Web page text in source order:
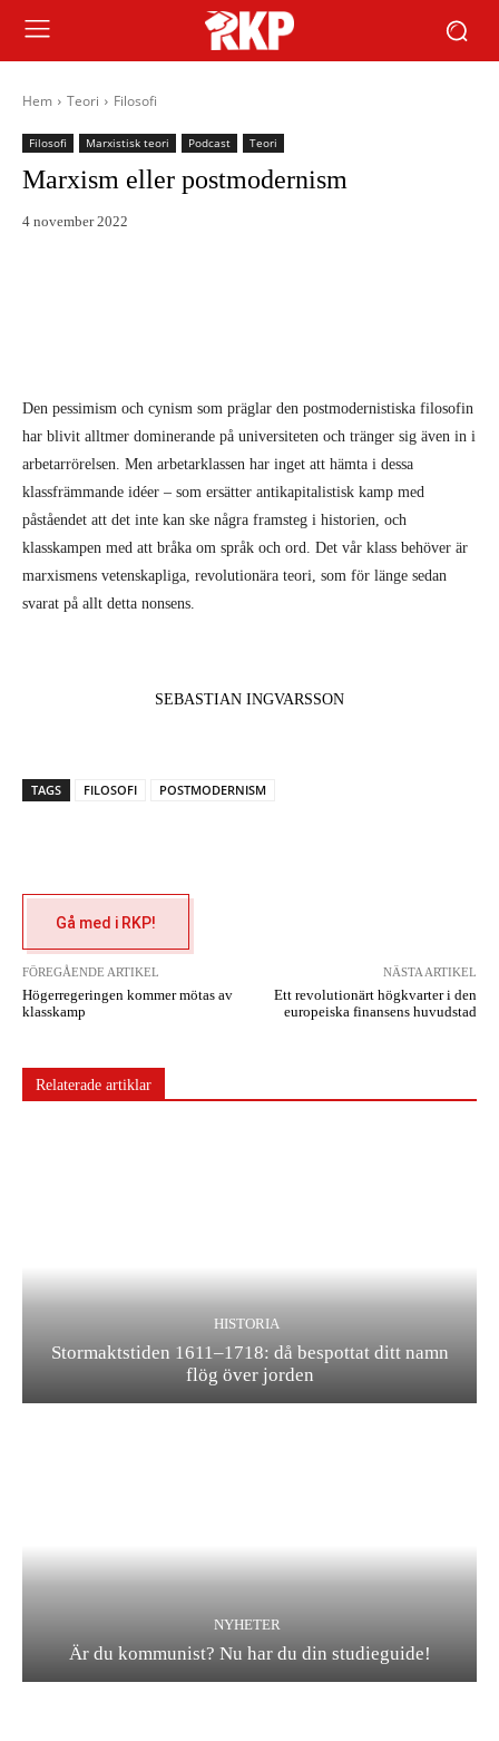
Hem Teori Filosofi
Filosofi Marxistisk teori Podcast Teori
Marxism eller postmodernism
4 november 2022
Den pessimism och cynism som präglar den postmodernistiska filosofin
har blivit alltmer dominerande på universiteten och tränger sig även in i
arbetarrörelsen. Men arbetarklassen har inget att hämta i dessa
klassfrämmande idéer – som ersätter antikapitalistisk kamp med
påståendet att det inte kan ske några framsteg i historien, och
klasskampen med att bråka om språk och ord. Det vår klass behöver är
marxismens vetenskapliga, revolutionära teori, som för länge sedan
svarat på allt detta nonsens.
SEBASTIAN INGVARSSON
TAGS FILOSOFI POSTMODERNISM
Gå med i RKP!
FÖREGÅENDE ARTIKEL
Högerregeringen kommer mötas av
klasskamp
NÄSTA ARTIKEL
Ett revolutionärt högkvarter i den
europeiska finansens huvudstad
Relaterade artiklar
HISTORIA
Stormaktstiden 1611–1718: då bespottat ditt namn
flög över jorden
NYHETER
Är du kommunist? Nu har du din studieguide!